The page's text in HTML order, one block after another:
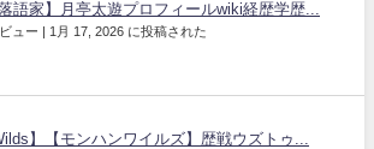
落語家】月亭太遊プロフィールwiki経歴学歴...
ュー | 1月 17, 2026 に投稿された
】【モンハンワイルズ】歴戦ウズトゥ...